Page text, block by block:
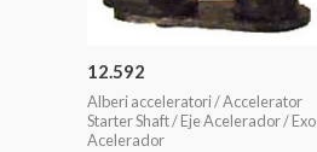
12.592
Alberi acceleratori / Accelerator
Starter Shaft / Eje Acelerador / Exo
Acelerador